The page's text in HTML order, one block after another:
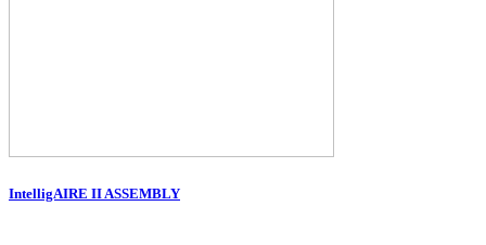
IntelligAIRE II ASSEMBLY